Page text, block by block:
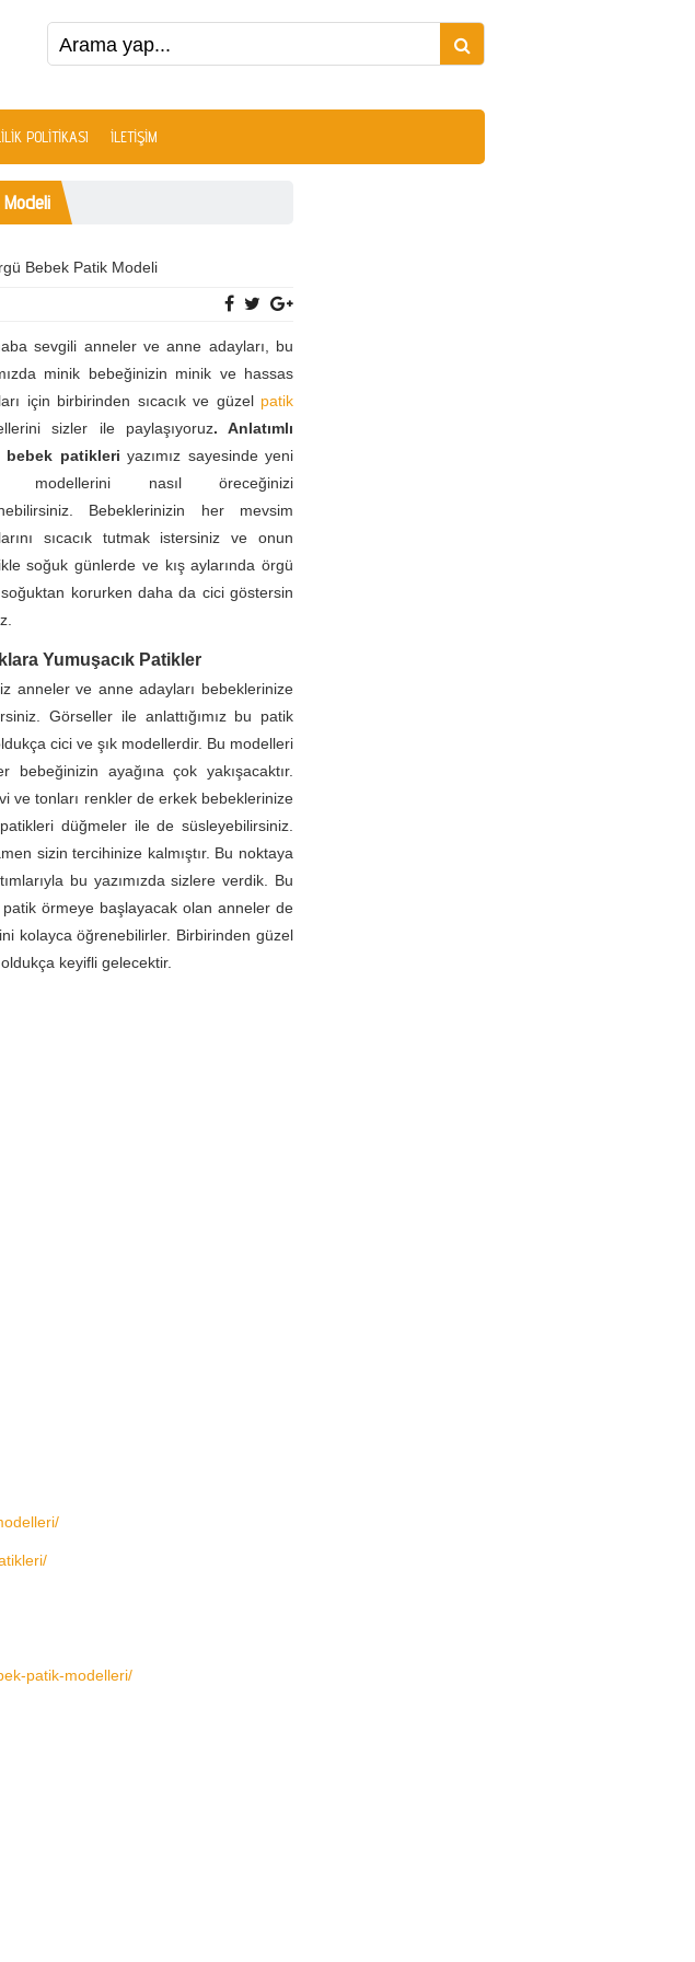
POLITIKASI İLETIŞIM
Bebek Patik Modeli
sevgili anneler ve anne adayları, bu
minik bebeğinizin minik ve hassas
için birbirinden sıcacık ve güzel patik
sizler ile paylaşıyoruz. Anlatımlı
bebek patikleriyazımız sayesinde yeni
modellerini nasıl öreceğinizi
Bebeklerinizin her mevsim
sıcacık tutmak istersiniz ve onun
soğuk günlerde ve kış aylarında örgü
korurken daha da cici göstersin
Yumuşacık Patikler
anneler ve anne adayları bebeklerinize
Görseller ile anlattığımız bu patik
cici ve şık modellerdir. Bu modelleri
ayağına çok yakışacaktır.
ve tonları renkler de erkek bebeklerinize
düğmeler ile de süsleyebilirsiniz.
sizin tercihinize kalmıştır. Bu noktaya
bu yazımızda sizlere verdik. Bu
örmeye başlayacak olan anneler de
kolayca öğrenebilirler. Birbirinden güzel
keyifli gelecektir.
patik-modelleri/